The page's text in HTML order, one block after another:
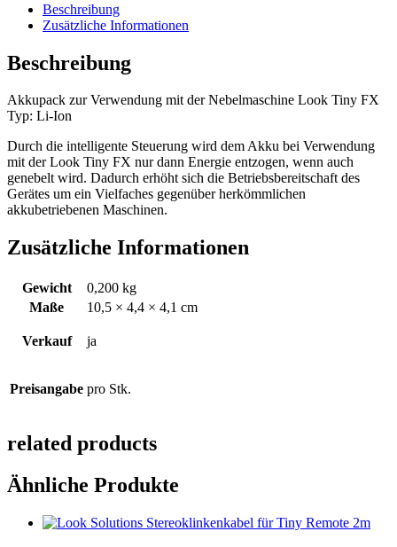
Beschreibung
Zusätzliche Informationen
Beschreibung
Akkupack zur Verwendung mit der Nebelmaschine Look Tiny FX
Typ: Li-Ion
Durch die intelligente Steuerung wird dem Akku bei Verwendung
mit der Look Tiny FX nur dann Energie entzogen, wenn auch
genebelt wird. Dadurch erhöht sich die Betriebsbereitschaft des
Gerätes um ein Vielfaches gegenüber herkömmlichen
akkubetriebenen Maschinen.
Zusätzliche Informationen
Gewicht
0,200 kg
Maße
10,5 × 4,4 × 4,1 cm
Verkauf ja
Preisangabe pro Stk.
related products
Ähnliche Produkte